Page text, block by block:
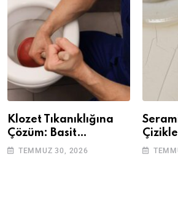
Klozet Tıkanıklığına
Çözüm: Basit
Adımlarla Klozetinizi
TEMMUZ 30, 2026